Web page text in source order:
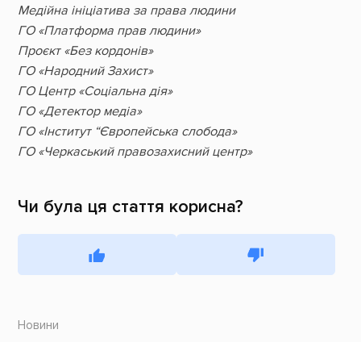
Медійна ініціатива за права людини
ГО «Платформа прав людини»
Проєкт «Без кордонів»
ГО «Народний Захист»
ГО Центр «Соціальна дія»
ГО «Детектор медіа»
ГО «Інститут “Європейська слобода»
ГО «Черкаський правозахисний центр»
Чи була ця стаття корисна?
Новини